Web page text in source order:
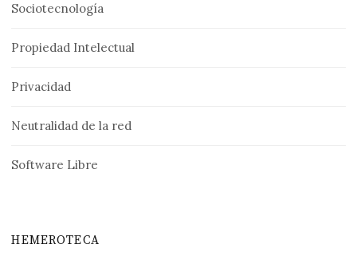
Sociotecnología
Propiedad Intelectual
Privacidad
Neutralidad de la red
Software Libre
HEMEROTECA